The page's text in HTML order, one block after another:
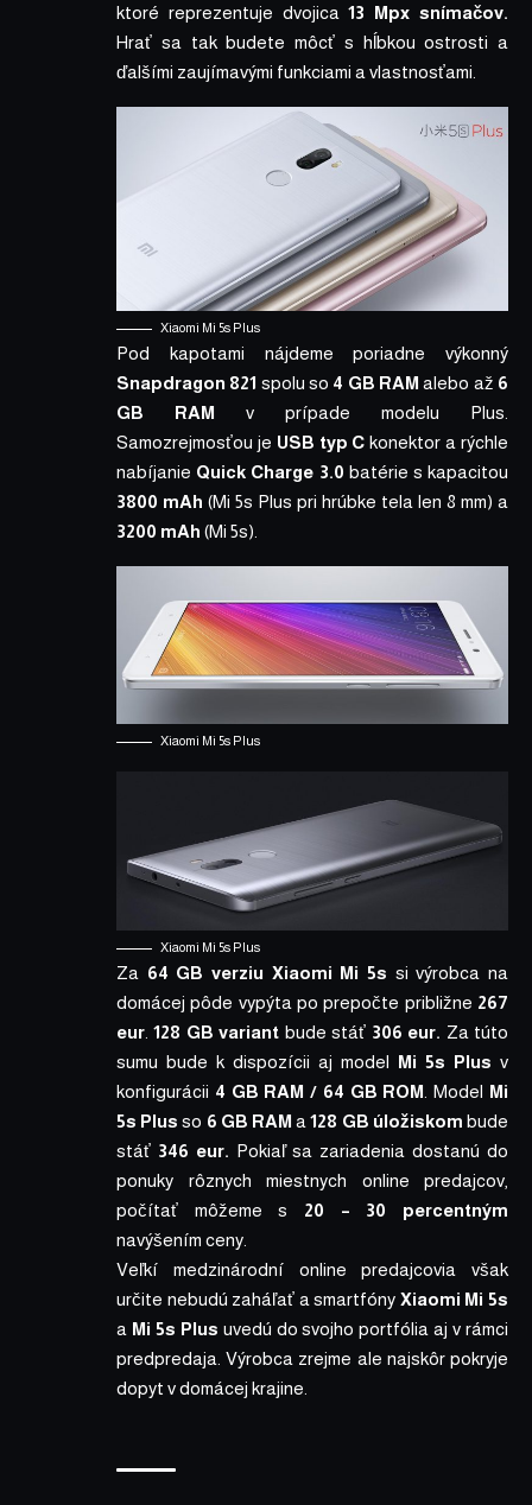
ktoré reprezentuje dvojica13 Mpx snímačov.
Hrať sa tak budete môcť s hĺbkou ostrosti a
ďalšími zaujímavými funkciami a vlastnosťami.
Xiaomi Mi 5s Plus
Pod kapotami nájdeme poriadne výkonný
Snapdragon 821 spolu so 4 GB RAM alebo až 6
GB RAM v prípade modelu Plus.
Samozrejmosťou je USB typ C konektor a rýchle
nabíjanie Quick Charge 3.0 batérie s kapacitou
3800 mAh (Mi 5s Plus pri hrúbke tela len 8 mm) a
3200 mAh (Mi 5s).
Xiaomi Mi 5s Plus
Xiaomi Mi 5s Plus
Za 64 GB verziu Xiaomi Mi 5s si výrobca na
domácej pôde vypýta po prepočte približne 267
eur. 128 GB variant bude stáť 306 eur. Za túto
sumu bude k dispozícii aj model Mi 5s Plus v
konfigurácii 4 GB RAM / 64 GB ROM. Model Mi
5s Plus so 6 GB RAM a128 GB úložiskom bude
stáť 346 eur. Pokiaľ sa zariadenia dostanú do
ponuky rôznych miestnych online predajcov,
počítať môžeme s 20 – 30 percentným
navýšením ceny.
Veľkí medzinárodní online predajcovia však
určite nebudú zaháľať a smartfóny Xiaomi Mi 5s
a Mi 5s Plus uvedú do svojho portfólia aj v rámci
predpredaja. Výrobca zrejme ale najskôr pokryje
dopyt v domácej krajine.